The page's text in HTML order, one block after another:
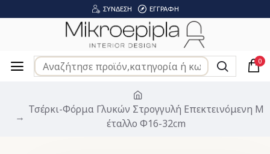
ΣΎΝΔΕΣΗ ΕΓΓΡΑΦΉ
0
Τσέρκι-Φόρμα Γλυκών Στρογγυλή Επεκτεινόμενη Μ
έταλλο Φ16-32cm